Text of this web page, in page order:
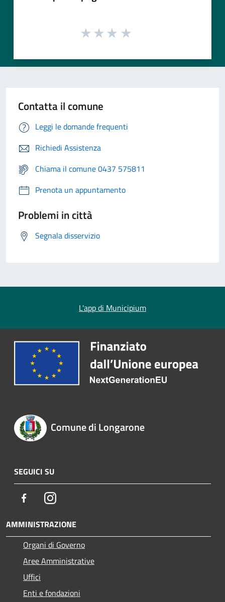
Contatta il comune
Leggi le domande frequenti
Richiedi Assistenza
Chiama il comune 0437 575811
Prenota un appuntamento
Problemi in città
Segnala disservizio
L'app di Municipium
Comune di Longarone
SEGUICI SU
FacebookInstagram
AMMINISTRAZIONE
Organi di Governo
Aree Amministrative
Uffici
Enti e fondazioni